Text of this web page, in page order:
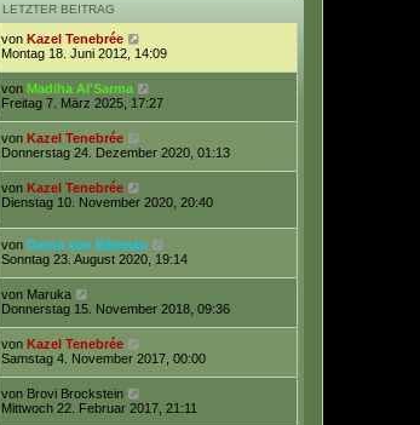
LETZTER BEITRAG
von Kazel Tenebrée
Montag 18. Juni 2012, 14:09
von Madiha Al'Sarma
Freitag 7. März 2025, 17:27
von Kazel Tenebrée
Donnerstag 24. Dezember 2020, 01:13
von Kazel Tenebrée
Dienstag 10. November 2020, 20:40
von Darna von Eibenau
Sonntag 23. August 2020, 19:14
von Maruka
Donnerstag 15. November 2018, 09:36
von Kazel Tenebrée
Samstag 4. November 2017, 00:00
von Brovi Brockstein
Mittwoch 22. Februar 2017, 21:11